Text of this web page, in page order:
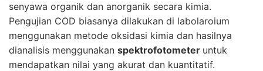
senyawa organik dan anorganik secara kimia.
Pengujian COD biasanya dilakukan di labolaroium
menggunakan metode oksidasi kimia dan hasilnya
dianalisis menggunakan spektrofotometer untuk
mendapatkan nilai yang akurat dan kuantitatif.